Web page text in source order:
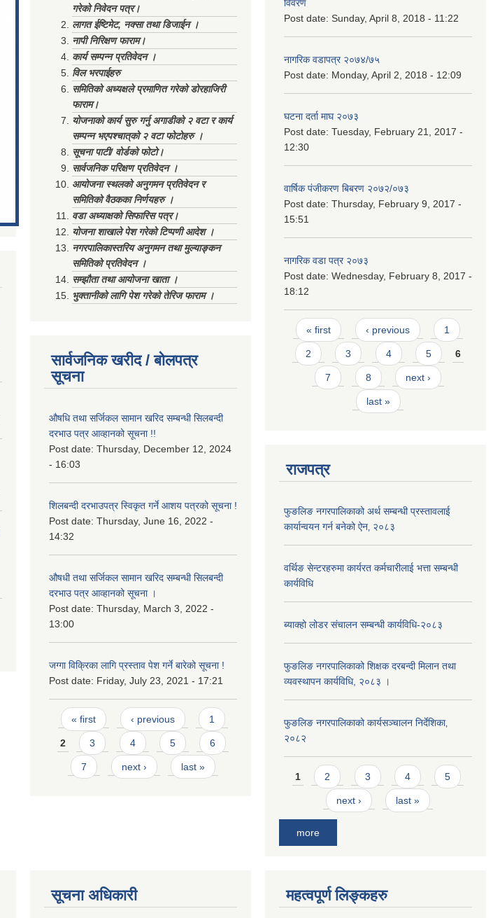
गरेको निवेदन पत्र।
लागत ईष्टिमेट, नक्सा तथा डिजाईन ।
नापी निरिक्षण फाराम।
कार्य सम्पन्न प्रतिवेदन ।
विल भरपाईहरु
समितिको अध्यक्षले प्रमाणित गरेको डोरहाजिरी
फाराम।
योजनाको कार्य सुरु गर्नु अगाडीको २ वटा र कार्य
सम्पन्न भएपश्चात्‌को २ वटा फोटोहरु ।
सूचना पाटी/ वोर्डको फोटो।
सार्वजनिक परिक्षण प्रतिवेदन ।
आयोजना स्थलको अनुगमन प्रतिवेदन र
समितिको वैठकका निर्णयहरु ।
वडा अध्याक्षको सिफारिस पत्र।
योजना शाखाले पेश गरेको टिप्पणी आदेश ।
नगरपालिकास्तरिय अनुगमन तथा मुल्याङ्कन
समितिको प्रतिवेदन ।
सम्झौता तथा आयोजना खाता ।
भुक्तानीको लागि पेश गरेको तेरिज फाराम ।
सार्वजनिक खरीद / बोलपत्र
सूचना
औषधि तथा सर्जिकल सामान खरिद सम्बन्धी सिलबन्दी
दरभाउ पत्र आव्हानको सूचना !!
Post date: Thursday, December 12, 2024
- 16:03
शिलबन्दी दरभाउपत्र स्विकृत गर्ने आशय पत्रको सूचना !
Post date: Thursday, June 16, 2022 -
14:32
औषधी तथा सर्जिकल सामान खरिद सम्बन्धी सिलबन्दी
दरभाउ पत्र आव्हानको सूचना ।
Post date: Thursday, March 3, 2022 -
13:00
जग्गा विक्रिका लागि प्रस्ताव पेश गर्ने बारेको सूचना !
Post date: Friday, July 23, 2021 - 17:21
Pages
« first ‹ previous 1
2 3 4 5 6
7 next › last »
विवरण
Post date: Sunday, April 8, 2018 - 11:22
नागरिक वडापत्र २०७४/७५
Post date: Monday, April 2, 2018 - 12:09
घटना दर्ता माघ २०७३
Post date: Tuesday, February 21, 2017 -
12:30
वार्षिक पंजीकरण बिबरण २०७२/०७३
Post date: Thursday, February 9, 2017 -
15:51
नागरिक वडा पत्र २०७३
Post date: Wednesday, February 8, 2017 -
18:12
Pages
« first ‹ previous 1
2 3 4 5 6
7 8 next ›
last »
राजपत्र
फुङलिङ नगरपालिकाको अर्थ सम्बन्धी प्रस्तावलाई
कार्यान्वयन गर्न बनेको ऐन‚ २०८३
वर्थिङ सेन्टरहरुमा कार्यरत कर्मचारीलाई भत्ता सम्बन्धी
कार्यविधि
ब्याक्हो लोडर संचालन सम्बन्धी कार्यविधि-२०८३
फुङलिङ नगरपालिकाको शिक्षक दरबन्दी मिलान तथा
व्यवस्थापन कार्यविधि, २०८३ ।
फुङलिङ नगरपालिकाको कार्यसञ्चालन निर्देशिका‚
२०८२
Pages
1 2 3 4 5
next › last »
more
सूचना अधिकारी महत्वपूर्ण लिङ्कहरु